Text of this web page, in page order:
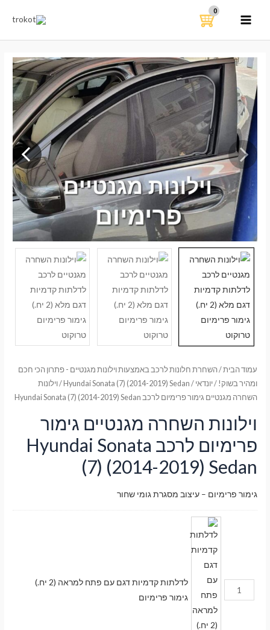
MAIN
עמוד הבית/השחרת חלונות לרכב באמצעות וילונות מגנטיים - פתרון הכי חכם
ומהיר בשוק! /יונדאי /
Hyundai Sonata (7) (2014-2019) Sedan / וילונות
השחרה מגנטיים גימור פרימיום לרכב Hyundai Sonata (7) (2014-2019) Sedan
וילונות השחרה מגנטיים גימור
פרימיום לרכב Hyundai Sonata
(7) (2014-2019) Sedan
גימור פרימיום – עיצוב מסגרת גומי שחור
לדלתות קדמיות דגם עם פתח למראה (2 יח.)
גימור פרימיום